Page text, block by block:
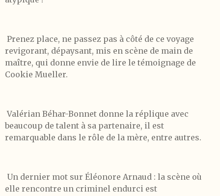
Prenez place, ne passez pas à côté de ce voyage
revigorant, dépaysant, mis en scène de main de
maître, qui donne envie de lire le témoignage de
Cookie Mueller.
Valérian Béhar-Bonnet donne la réplique avec
beaucoup de talent à sa partenaire, il est
remarquable dans le rôle de la mère, entre autres.
Un dernier mot sur Éléonore Arnaud : la scène où
elle rencontre un criminel endurci est